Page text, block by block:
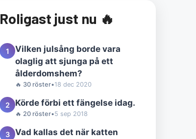
Roligast just nu 🔥
1
Vilken julsång borde vara
olaglig att sjunga på ett
ålderdomshem?
🔥 30 röster•18 dec 2020
2 Körde förbi ett fängelse idag.
🔥 20 röster•5 sep 2018
3
Vad kallas det när katten